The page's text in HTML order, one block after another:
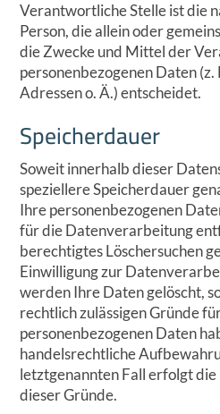
Verantwortliche Stelle ist die
Person, die allein oder
die Zwecke und Mittel der
personenbezogenen Daten
Adressen o. Ä.) entscheidet.
Speicherdauer
Soweit innerhalb dieser
speziellere Speicherdauer
Ihre personenbezogenen
für die Datenverarbeitung
berechtigtes Löschersuchen
Einwilligung zur
werden Ihre Daten gelöscht,
rechtlich zulässigen Gründe
personenbezogenen Daten
handelsrechtliche
letztgenannten Fall erfolgt die
dieser Gründe.